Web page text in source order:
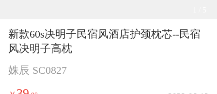
新款60s决明子民宿风酒店护颈枕芯--民宿
风决明子高枕
姝辰 SC0827